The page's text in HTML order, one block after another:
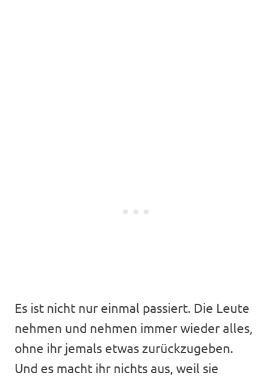
Es ist nicht nur einmal passiert. Die Leute
nehmen und nehmen immer wieder alles,
ohne ihr jemals etwas zurückzugeben.
Und es macht ihr nichts aus, weil sie